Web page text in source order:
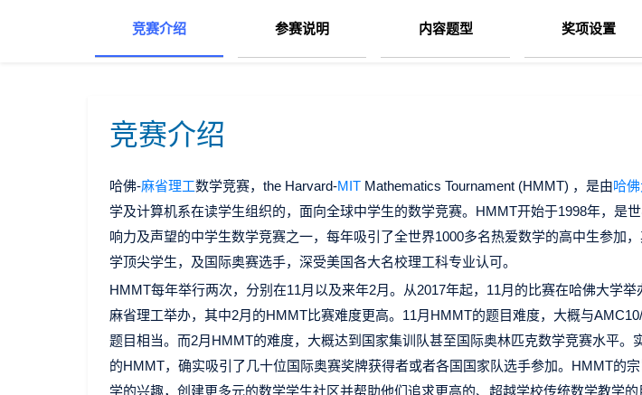
竞赛介绍 参赛说明 内容题型 奖项设置
竞赛介绍
哈佛-麻省理工数学竞赛，the Harvard-MIT Mathematics Tournament (HMMT) ，是由哈
学及计算机系在读学生组织的，面向全球中学生的数学竞赛。HMMT开始于1998年，是
响力及声望的中学生数学竞赛之一，每年吸引了全世界1000多名热爱数学的高中生参加
学顶尖学生，及国际奥赛选手，深受美国各大名校理工科专业认可。
HMMT每年举行两次，分别在11月以及来年2月。从2017年起，11月的比赛在哈佛大学举
麻省理工举办，其中2月的HMMT比赛难度更高。11月HMMT的题目难度，大概与
题目相当。而2月HMMT的难度，大概达到国家集训队甚至国际奥林匹克数学竞赛水平。
的HMMT，确实吸引了几十位国际奥赛奖牌获得者或者各国国家队选手参加。HMMT的
学的兴趣，创建更多元的数学学生社区并帮助他们追求更高的、超越学校传统数学教学